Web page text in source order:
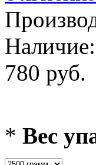
Наличие:
780 руб.
* Вес